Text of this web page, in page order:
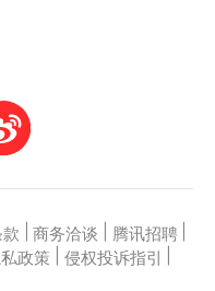
商务洽谈 腾讯招聘
政策 侵权投诉指引